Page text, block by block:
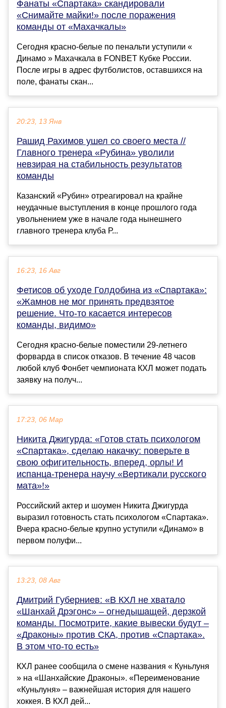
Фанаты «Спартака» скандировали
«Снимайте майки!» после поражения
команды от «Махачкалы»
Сегодня красно-белые по пенальти уступили «
Динамо » Махачкала в FONBET Кубке России.
После игры в адрес футболистов, оставшихся на
поле, фанаты скан...
20:23, 13 Янв
Рашид Рахимов ушел со своего места //
Главного тренера «Рубина» уволили
невзирая на стабильность результатов
команды
Казанский «Рубин» отреагировал на крайне
неудачные выступления в конце прошлого года
увольнением уже в начале года нынешнего
главного тренера клуба Р...
16:23, 16 Авг
Фетисов об уходе Голдобина из «Спартака»:
«Жамнов не мог принять предвзятое
решение. Что-то касается интересов
команды, видимо»
Сегодня красно-белые поместили 29-летнего
форварда в список отказов. В течение 48 часов
любой клуб Фонбет чемпионата КХЛ может подать
заявку на получ...
17:23, 06 Мар
Никита Джигурда: «Готов стать психологом
«Спартака», сделаю накачку: поверьте в
свою офигительность, вперед, орлы! И
испанца-тренера научу «Вертикали русского
мата»!»
Российский актер и шоумен Никита Джигурда
выразил готовность стать психологом «Спартака».
Вчера красно-белые крупно уступили «Динамо» в
первом полуфи...
13:23, 08 Авг
Дмитрий Губерниев: «В КХЛ не хватало
«Шанхай Дрэгонс» – огнедышащей, дерзкой
команды. Посмотрите, какие вывески будут –
«Драконы» против СКА, против «Спартака».
В этом что-то есть»
КХЛ ранее сообщила о смене названия « Куньлуня
» на «Шанхайские Драконы». «Переименование
«Куньлуня» – важнейшая история для нашего
хоккея. В КХЛ дей...